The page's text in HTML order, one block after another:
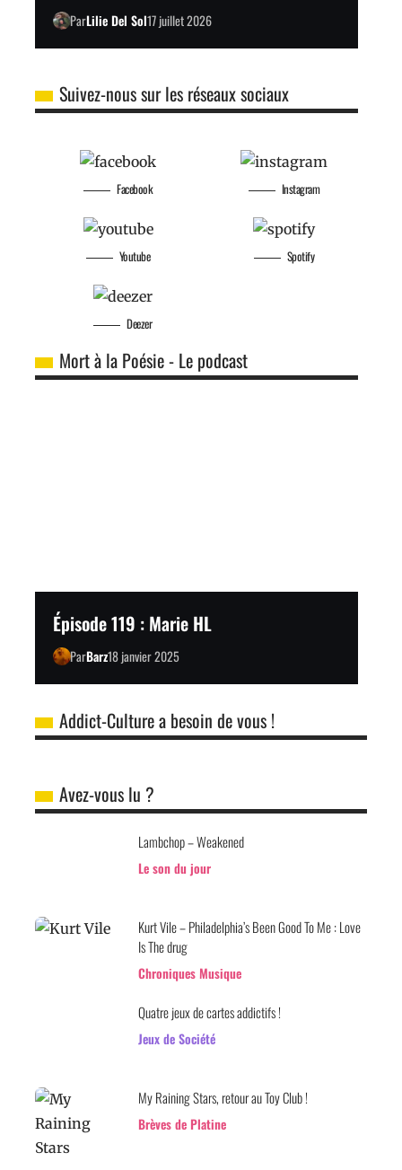
ParLilie Del Sol17 juillet 2026
Suivez-nous sur les réseaux sociaux
Facebook
Youtube
Instagram
Spotify
Deezer
Mort à la Poésie - Le podcast
Épisode 119 : Marie HL
ParBarz18 janvier 2025
Addict-Culture a besoin de vous !
Avez-vous lu ?
Lambchop – Weakened
Le son du jour
Kurt Vile – Philadelphia’s Been Good To Me : Love
Is The drug
Chroniques Musique
Quatre jeux de cartes addictifs !
Jeux de Société
My Raining Stars, retour au Toy Club !
Brèves de Platine